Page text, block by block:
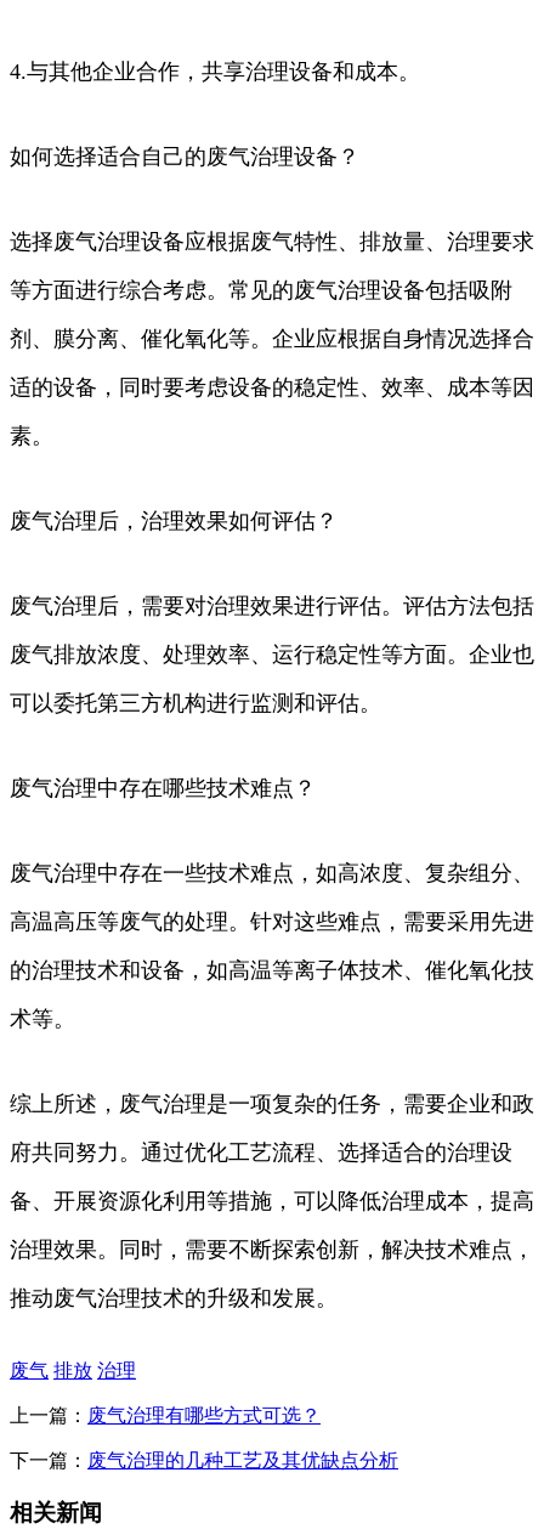
4.与其他企业合作，共享治理设备和成本。
如何选择适合自己的废气治理设备？
选择废气治理设备应根据废气特性、排放量、治理要求
等方面进行综合考虑。常见的废气治理设备包括吸附
剂、膜分离、催化氧化等。企业应根据自身情况选择合
适的设备，同时要考虑设备的稳定性、效率、成本等因
素。
废气治理后，治理效果如何评估？
废气治理后，需要对治理效果进行评估。评估方法包括
废气排放浓度、处理效率、运行稳定性等方面。企业也
可以委托第三方机构进行监测和评估。
废气治理中存在哪些技术难点？
废气治理中存在一些技术难点，如高浓度、复杂组分、
高温高压等废气的处理。针对这些难点，需要采用先进
的治理技术和设备，如高温等离子体技术、催化氧化技
术等。
综上所述，废气治理是一项复杂的任务，需要企业和政
府共同努力。通过优化工艺流程、选择适合的治理设
备、开展资源化利用等措施，可以降低治理成本，提高
治理效果。同时，需要不断探索创新，解决技术难点，
推动废气治理技术的升级和发展。
废气 排放 治理
上一篇： 废气治理有哪些方式可选？
下一篇： 废气治理的几种工艺及其优缺点分析
相关新闻